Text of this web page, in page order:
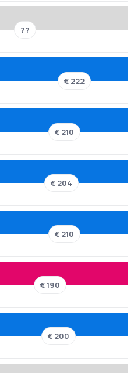
??
€ 222
€ 210
€ 204
€ 210
€ 190
€ 200